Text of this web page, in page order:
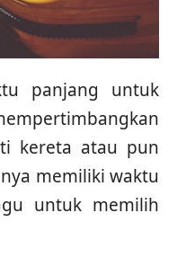
panjang untuk
kereta atau pun
memiliki waktu
untuk memilih